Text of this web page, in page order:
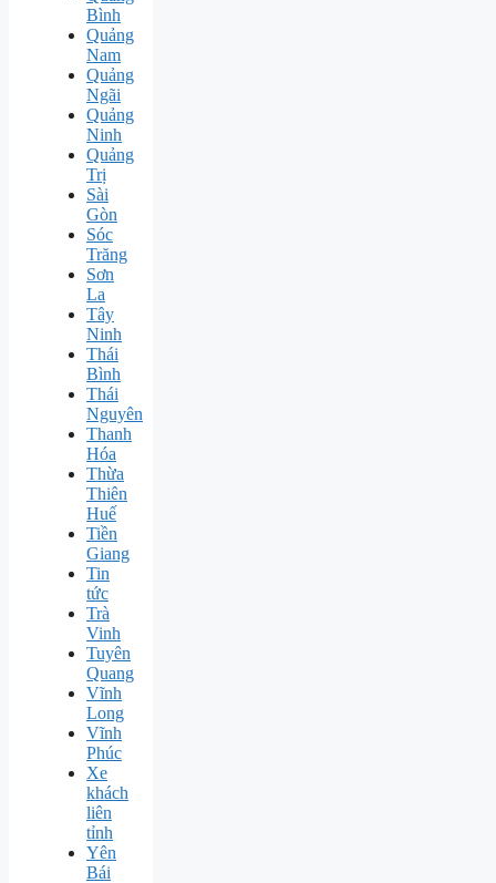
Bình
Quảng
Nam
Quảng
Ngãi
Quảng
Ninh
Quảng
Trị
Sài
Gòn
Sóc
Trăng
Sơn
La
Tây
Ninh
Thái
Bình
Thái
Nguyên
Thanh
Hóa
Thừa
Thiên
Huế
Tiền
Giang
Tin
tức
Trà
Vinh
Tuyên
Quang
Vĩnh
Long
Vĩnh
Phúc
Xe
khách
liên
tỉnh
Yên
Bái